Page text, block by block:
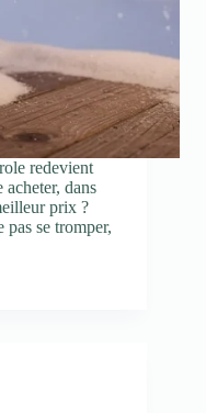
redevient
dans
prix ?
se tromper,